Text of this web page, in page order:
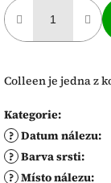
Colleen je jedna z
Kategorie:
? Datum nálezu:
? Barva srsti:
? Místo nálezu: